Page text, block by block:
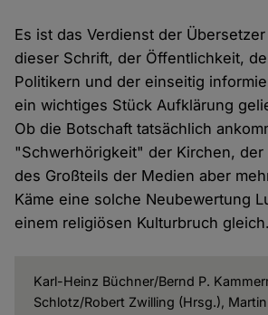
Es ist das Verdienst der
dieser Schrift, der Öffentlichkeit,
Politikern und der einseitig
ein wichtiges Stück Aufklärung
Ob die Botschaft tatsächlich
"Schwerhörigkeit" der Kirchen, der
des Großteils der Medien aber
Käme eine solche Neubewertung
einem religiösen Kulturbruch gleich.
Karl-Heinz Büchner/Bernd P.
Schlotz/Robert Zwilling (Hrsg.),